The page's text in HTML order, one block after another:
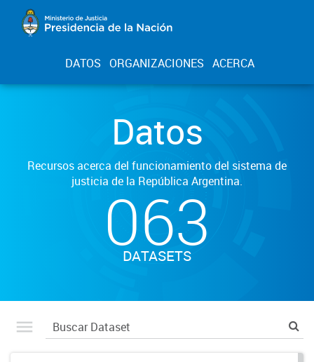
DATOS ORGANIZACIONES ACERCA
Datos
Recursos acerca del funcionamiento del sistema de
justicia de la República Argentina.
063
DATASETS